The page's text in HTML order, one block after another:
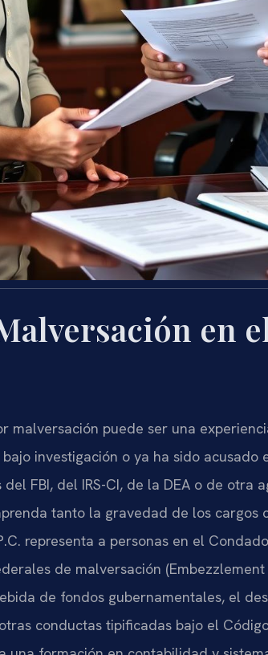
en
malversación puede ser una
investigación o ya ha sido acusado
FBI, del IRS-CI, de la DEA o de otra
tanto la gravedad de los cargos
representa a personas en el
de malversación (Embezzlement
de fondos gubernamentales, el
conductas tipificadas bajo el